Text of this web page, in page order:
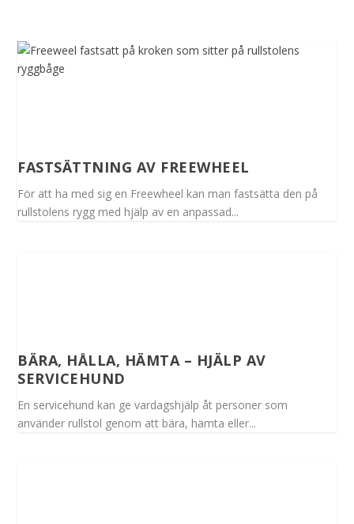
FASTSÄTTNING AV FREEWHEEL
För att ha med sig en Freewheel kan man fastsätta den på
rullstolens rygg med hjälp av en anpassad...
BÄRA, HÅLLA, HÄMTA – HJÄLP AV
SERVICEHUND
En servicehund kan ge vardagshjälp åt personer som
använder rullstol genom att bära, hämta eller...